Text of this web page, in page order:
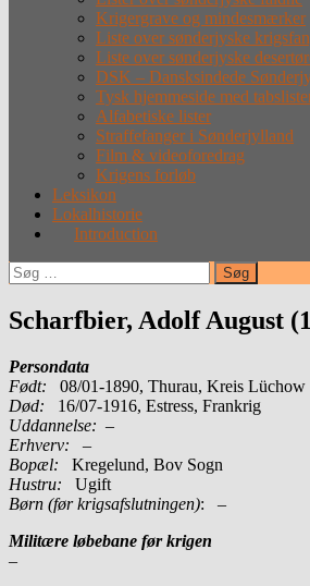
Krigergrave og mindesmærker
Liste over sønderjyske
Liste over sønderjyske
DSK – Dansksindede
Tysk hjemmeside med
Alfabetiske lister
Straffefanger i Sønderjylland
Film & videoforedrag
Krigens forløb
Leksikon
Lokalhistorie
Introduction
Søg
efter:
Scharfbier, Adolf August
Persondata
Født: 08/01-1890, Thurau, Kreis Lüchow
Død: 16/07-1916, Estress, Frankrig
Uddannelse: –
Erhverv: –
Bopæl: Kregelund, Bov Sogn
Hustru: Ugift
Børn (før krigsafslutningen): –
Militære løbebane før krigen
–